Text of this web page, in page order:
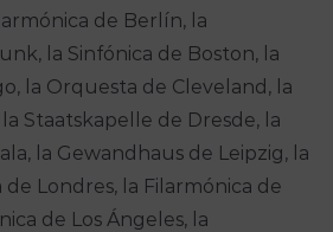
de Berlín, la
la Sinfónica de Boston, la
la Orquesta de Cleveland, la
Staatskapelle de Dresde, la
la Gewandhaus de Leipzig, la
Londres, la Filarmónica de
de Los Ángeles, la